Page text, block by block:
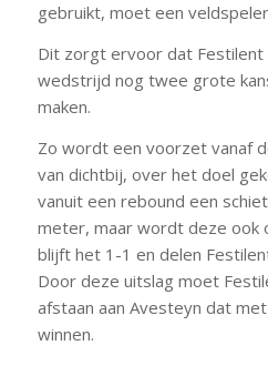
gebruikt, moet een
Dit zorgt ervoor dat Festilent
wedstrijd nog twee grote
maken.
Zo wordt een voorzet vanaf
van dichtbij, over het doel
vanuit een rebound een
meter, maar wordt deze ook
blijft het 1-1 en delen
Door deze uitslag moet
afstaan aan Avesteyn dat
winnen.